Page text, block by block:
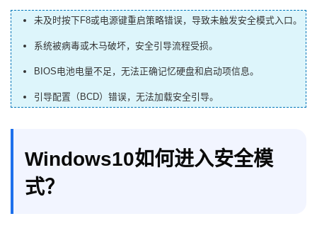
未及时按下F8或电源键重启策略错误，导致未触发安全模式入口。
系统被病毒或木马破坏，安全引导流程受损。
BIOS电池电量不足，无法正确记忆硬盘和启动项信息。
引导配置（BCD）错误，无法加载安全引导。
Windows10如何进入安全模
式？